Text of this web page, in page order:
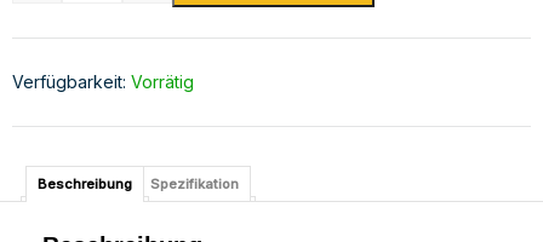
Verfügbarkeit: Vorrätig
Beschreibung Spezifikation